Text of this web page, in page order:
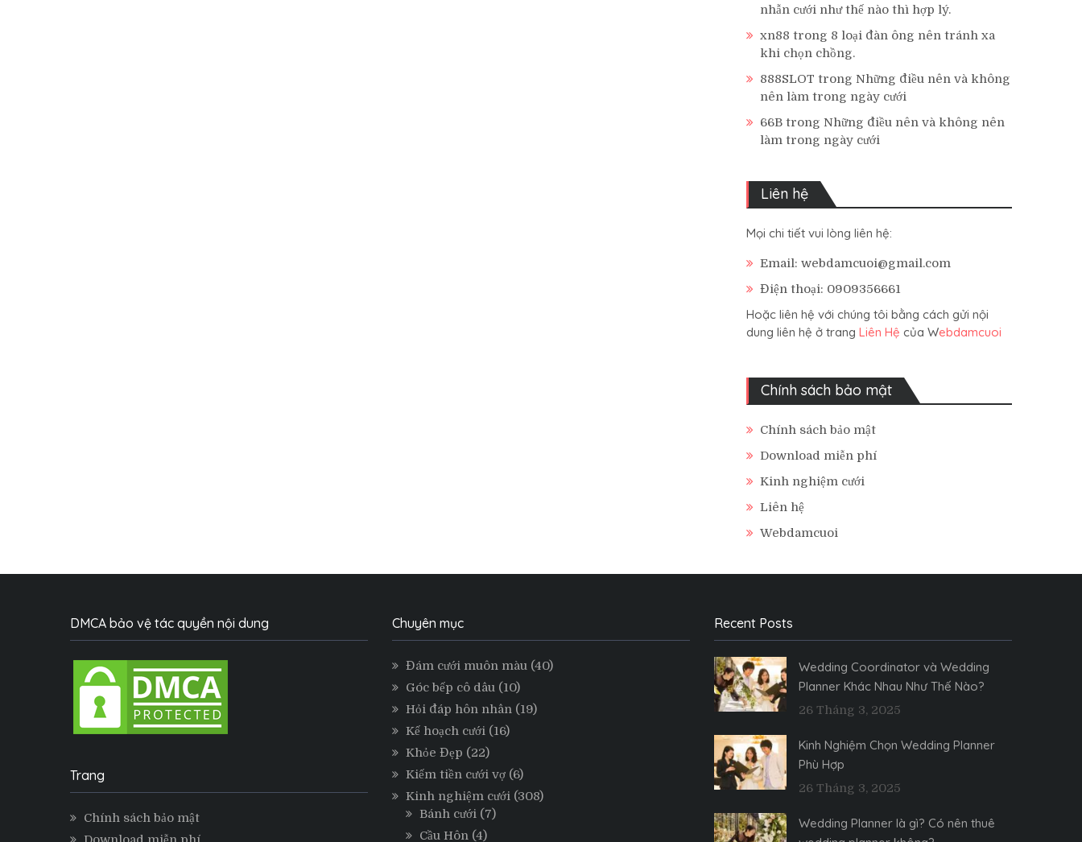
nhẫn cưới như thế nào thì hợp lý.
xn88 trong 8 loại đàn ông nên tránh xa
khi chọn chồng.
888SLOT trong Những điều nên và không
nên làm trong ngày cưới
66B trong Những điều nên và không nên
làm trong ngày cưới
Liên hệ
Mọi chi tiết vui lòng liên hệ:
Email: webdamcuoi@gmail.com
Điện thoại: 0909356661
Hoặc liên hệ với chúng tôi bằng cách gửi nội
dung liên hệ ở trang Liên Hệ của Webdamcuoi
Chính sách bảo mật
Chính sách bảo mật
Download miễn phí
Kinh nghiệm cưới
Liên hệ
Webdamcuoi
DMCA bảo vệ tác quyền nội dung
Trang
Chính sách bảo mật
Chuyên mục
Đám cưới muôn màu(40)
Góc bếp cô dâu(10)
Hỏi đáp hôn nhân(19)
Kế hoạch cưới(16)
Khỏe Đẹp (22)
Kiếm tiền cưới vợ(6)
Kinh nghiệm cưới(308)
Bánh cưới(7)
Cầu Hôn(4)
Recent Posts
Wedding Coordinator và Wedding
Planner Khác Nhau Như Thế Nào?
26 Tháng 3, 2025
Kinh Nghiệm Chọn Wedding Planner
Phù Hợp
26 Tháng 3, 2025
Wedding Planner là gì? Có nên thuê